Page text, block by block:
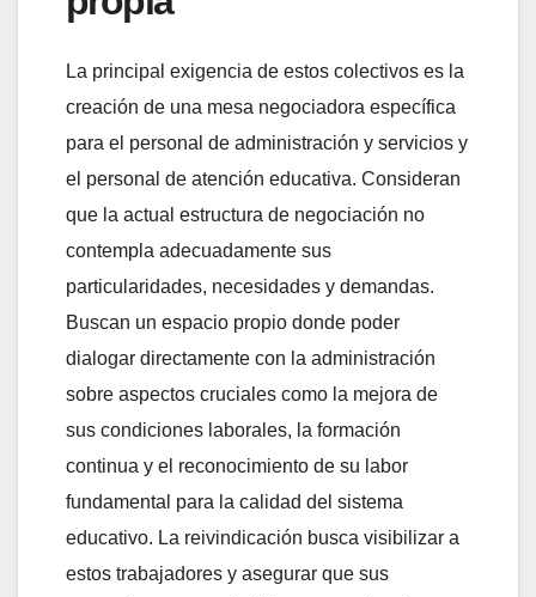
La principal exigencia de estos colectivos es la
creación de una mesa negociadora específica
para el personal de administración y servicios y
el personal de atención educativa. Consideran
que la actual estructura de negociación no
contempla adecuadamente sus
particularidades, necesidades y demandas.
Buscan un espacio propio donde poder
dialogar directamente con la administración
sobre aspectos cruciales como la mejora de
sus condiciones laborales, la formación
continua y el reconocimiento de su labor
fundamental para la calidad del sistema
educativo. La reivindicación busca visibilizar a
estos trabajadores y asegurar que sus